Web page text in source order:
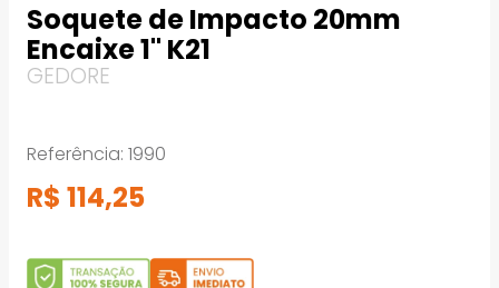
Soquete de Impacto 20mm
Encaixe 1" K21
GEDORE
Referência: 1990
R$ 114,25